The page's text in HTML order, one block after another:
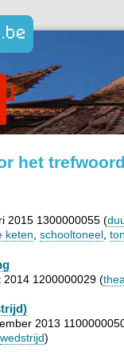
het
2015 1300000055 (
keten schooltoneel
1200000029 (
2013
wedstrijd)